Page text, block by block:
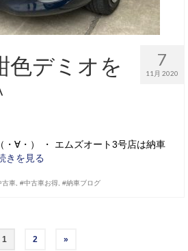
7
11月 2020
色デミオを
・∀・） ・ エムズオート3号店は納車
きを見る
古車 #中古車お得 #納車ブログ
1 2 »